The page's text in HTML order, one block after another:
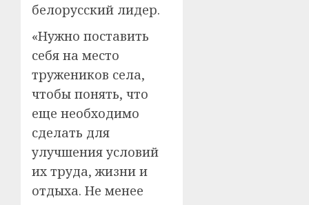
белорусский лидер.
«Нужно поставить
себя на место
тружеников села,
чтобы понять, что
еще необходимо
сделать для
улучшения условий
их труда, жизни и
отдыха. Не менее